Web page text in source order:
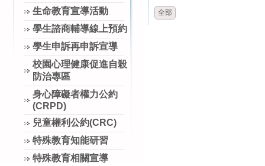
生命教育宣導活動
學生諮商輔導線上預約
學生申訴再申訴宣導
校園心理健康促進自殺
防治專區
身心障礙者權力公約
(CRPD)
兒童權利公約(CRC)
特殊教育知能研習
特殊教育相關宣導
全部